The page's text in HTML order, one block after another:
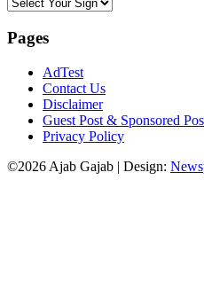
Pages
AdTest
Contact Us
Disclaimer
Guest Post & Sponsored
Privacy Policy
©2026 Ajab Gajab | Design: